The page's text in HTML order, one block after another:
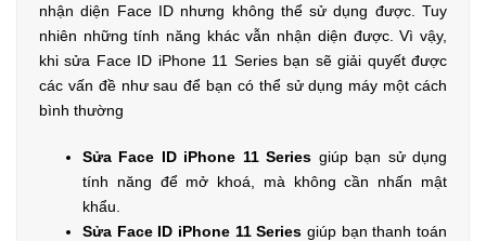
nhận diện Face ID nhưng không thể sử dụng được. Tuy
nhiên những tính năng khác vẫn nhận diện được. Vì vậy,
khi sửa Face ID iPhone 11 Series bạn sẽ giải quyết được
các vấn đề như sau để bạn có thể sử dụng máy một cách
bình thường
Sửa Face ID iPhone 11 Series giúp bạn sử dụng
tính năng để mở khoá, mà không cần nhấn mật
khẩu.
Sửa Face ID iPhone 11 Series giúp bạn thanh toán